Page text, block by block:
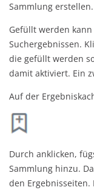
Sammlung erstellen.
Gefüllt werden
Suchergebnissen.
die gefüllt werden
damit aktiviert. Ein
Auf der
Durch anklicken,
Sammlung hinzu.
den